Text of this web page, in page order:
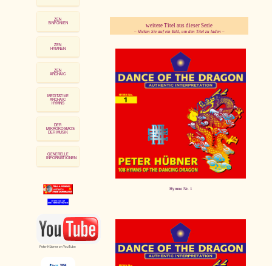
ZEN
SINFONIEN
ZEN
HYMNEN
ZEN
ARCHAIC
MEDITATIVE
ARCHAIC
HYMNS
DER
MIKROKOSMOS
DER MUSIK
GENERELLE
INFORMATIONEN
Peter Hübner on YouTube
weitere Titel aus dieser Serie
– klicken Sie auf ein Bild, um den Titel zu laden –
Hymne Nr. 1